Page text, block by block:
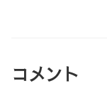
コメント